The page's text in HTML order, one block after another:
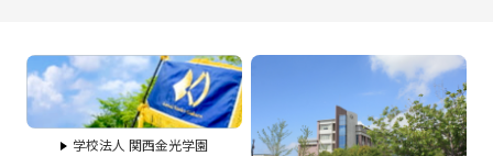
学校法人 関西金光学園